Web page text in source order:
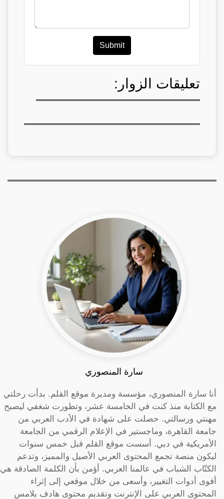
Submit
تعليقات الزوار:
سارة المنصوري
أنا سارة المنصوري، مؤسسة ومديرة موقع القلم. بدأت رحلتي
مع الكتابة منذ كنت في الخامسة عشر، وتطورت شغفي ليصبح
مهنتي ورسالتي. حصلت على شهادة في الأدب العربي من
جامعة القاهرة، وماجستير في الإعلام الرقمي من الجامعة
الأمريكية في دبي. أسست موقع القلم قبل خمس سنوات
ليكون منصة تجمع المحتوى العربي الأصيل والمميز، وتدعم
الكتّاب الشباب في عالمنا العربي. أؤمن بأن الكلمة الصادقة هي
أقوى أدوات التغيير، وأسعى من خلال موقعي إلى إثراء
المحتوى العربي على الإنترنت وتقديم محتوى هادف يلامس